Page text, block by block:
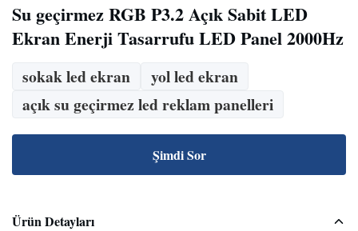
Su geçirmez RGB P3.2 Açık Sabit LED
Ekran Enerji Tasarrufu LED Panel 2000Hz
sokak led ekran
yol led ekran
açık su geçirmez led reklam panelleri
Şimdi Sor
Ürün Detayları